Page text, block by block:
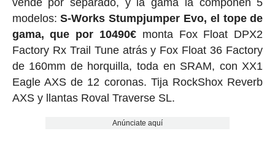
modelos:S-Works Stumpjumper Evo, el tope de
gama, que por 10490€ monta Fox Float DPX2
Factory Rx Trail Tune atrás y Fox Float 36 Factory
de 160mm de horquilla, toda en SRAM, con XX1
Eagle AXS de 12 coronas. Tija RockShox Reverb
AXS y llantas Roval Traverse SL.
Anúnciate aquí